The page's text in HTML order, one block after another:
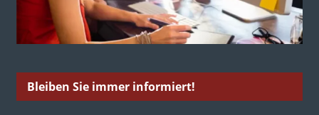
Bleiben Sie immer informiert!